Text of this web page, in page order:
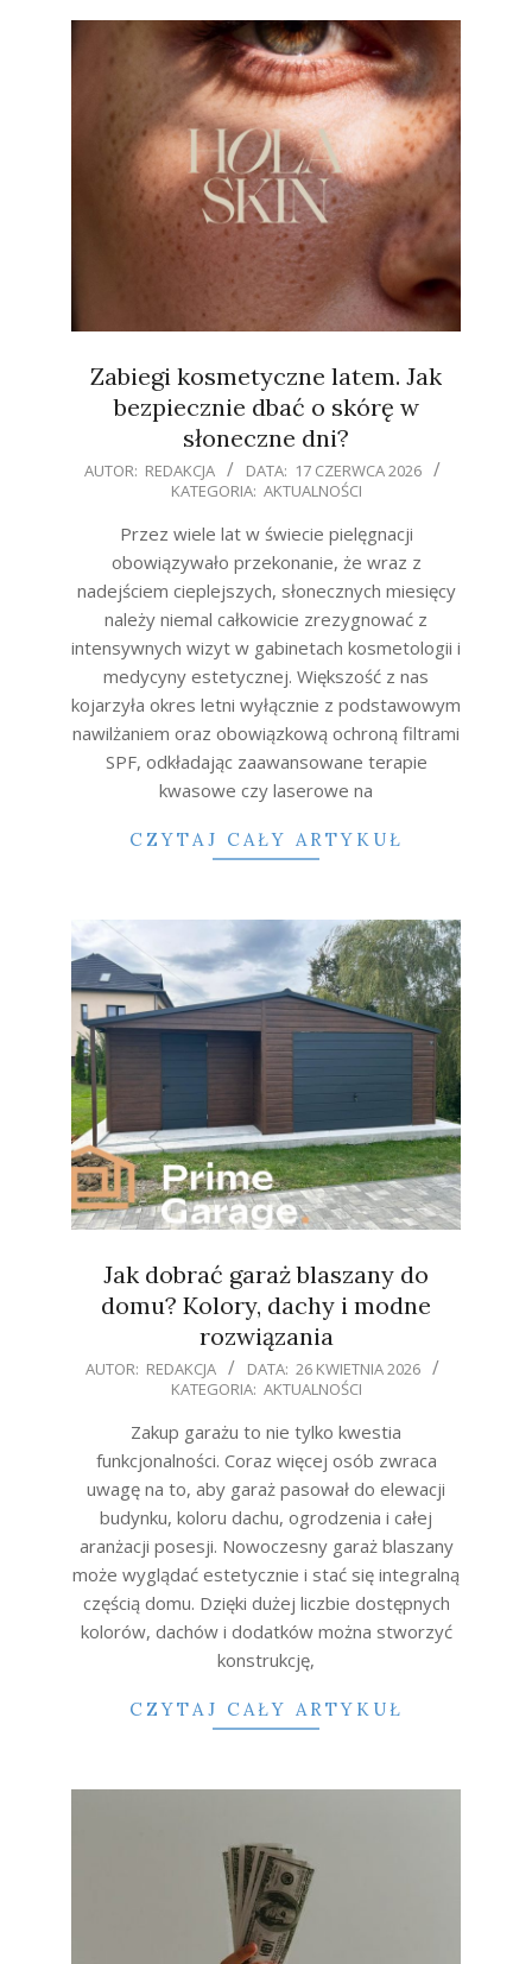
Zabiegi kosmetyczne latem. Jak
bezpiecznie dbać o skórę w
słoneczne dni?
2026-
AUTOR: REDAKCJA DATA: 17 CZERWCA 2026
KATEGORIA: AKTUALNOŚCI
Przez wiele lat w świecie pielęgnacji
obowiązywało przekonanie, że wraz z
nadejściem cieplejszych, słonecznych miesięcy
należy niemal całkowicie zrezygnować z
intensywnych wizyt w gabinetach kosmetologii i
medycyny estetycznej. Większość z nas
kojarzyła okres letni wyłącznie z podstawowym
nawilżaniem oraz obowiązkową ochroną filtrami
SPF, odkładając zaawansowane terapie
kwasowe czy laserowe na
CZYTAJ CAŁY ARTYKUŁ
Jak dobrać garaż blaszany do
domu? Kolory, dachy i modne
rozwiązania
2026-
AUTOR: REDAKCJA DATA: 26 KWIETNIA 2026
KATEGORIA: AKTUALNOŚCI
Zakup garażu to nie tylko kwestia
funkcjonalności. Coraz więcej osób zwraca
uwagę na to, aby garaż pasował do elewacji
budynku, koloru dachu, ogrodzenia i całej
aranżacji posesji. Nowoczesny garaż blaszany
może wyglądać estetycznie i stać się integralną
częścią domu. Dzięki dużej liczbie dostępnych
kolorów, dachów i dodatków można stworzyć
konstrukcję,
CZYTAJ CAŁY ARTYKUŁ